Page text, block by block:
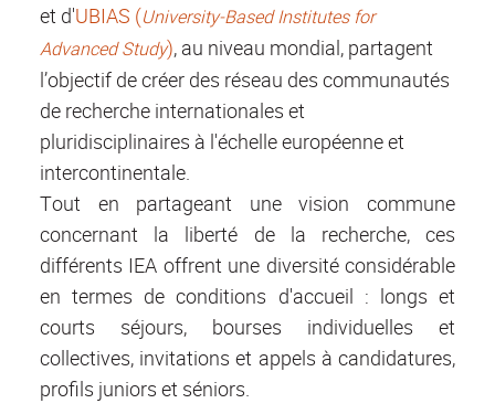
et d'UBIAS (University-Based Institutes for
Advanced Study), au niveau mondial, partagent
l’objectif de créer des réseau des communautés
de recherche internationales et
pluridisciplinaires à l'échelle européenne et
intercontinentale.
Tout en partageant une vision commune
concernant la liberté de la recherche, ces
différents IEA offrent une diversité considérable
en termes de conditions d'accueil : longs et
courts séjours, bourses individuelles et
collectives, invitations et appels à candidatures,
profils juniors et séniors.